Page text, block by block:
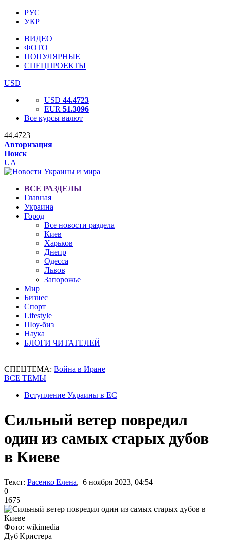
РУС
УКР
ВИДЕО
ФОТО
ПОПУЛЯРНЫЕ
СПЕЦПРОЕКТЫ
USD
USD 44.4723
EUR 51.3096
Все курсы валют
44.4723
Авторизация
Поиск
UA
ВСЕ РАЗДЕЛЫ
Главная
Украина
Город
Все новости раздела
Киев
Харьков
Днепр
Одесса
Львов
Запорожье
Мир
Бизнес
Спорт
Lifestyle
Шоу-биз
Наука
БЛОГИ ЧИТАТЕЛЕЙ
СПЕЦТЕМА: Война в Иране
ВСЕ ТЕМЫ
Вступление Украины в ЕС
Сильный ветер повредил
один из самых старых дубов
в Киеве
Текст: Расенко Елена, 6 ноября 2023, 04:54
0
1675
Фото: wikimedia
Дуб Кристера